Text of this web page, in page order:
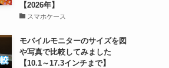
【2026年】
スマホケース
モバイルモニターのサイズを図
や写真で比較してみました
【10.1～17.3インチまで】